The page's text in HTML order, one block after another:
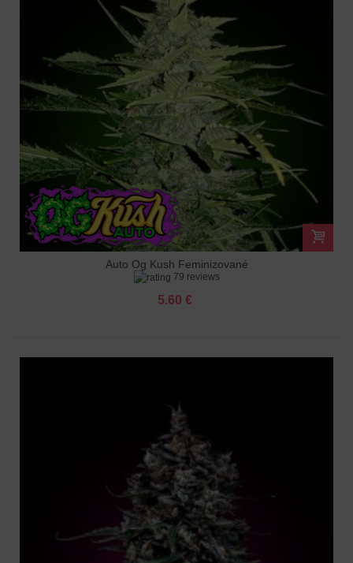
Auto Og Kush Feminizované
79 reviews
5.60 €